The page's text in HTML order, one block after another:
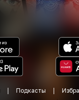
Подкасты